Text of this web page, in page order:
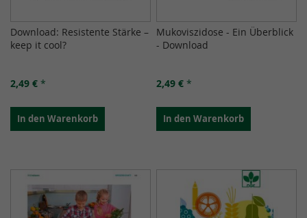
Download: Resistente Stärke –
keep it cool?
2,49 € *
In den Warenkorb
Mukoviszidose - Ein Überblick
- Download
2,49 € *
In den Warenkorb